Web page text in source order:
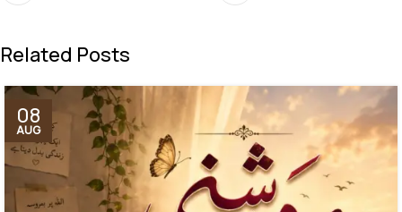
Related Posts
08
AUG